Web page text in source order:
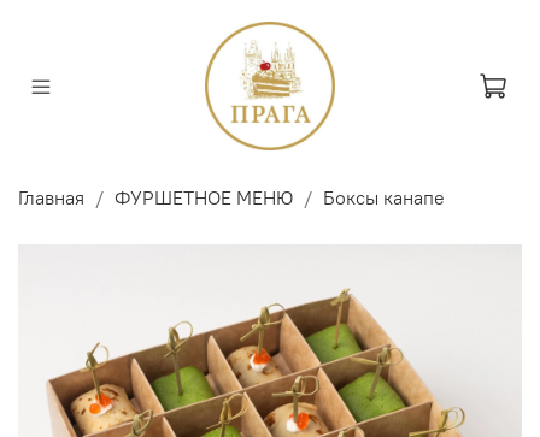
Главная ФУРШЕТНОЕ МЕНЮ Боксы канапе